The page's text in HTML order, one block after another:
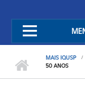
MAIS IQUSP
50 ANOS